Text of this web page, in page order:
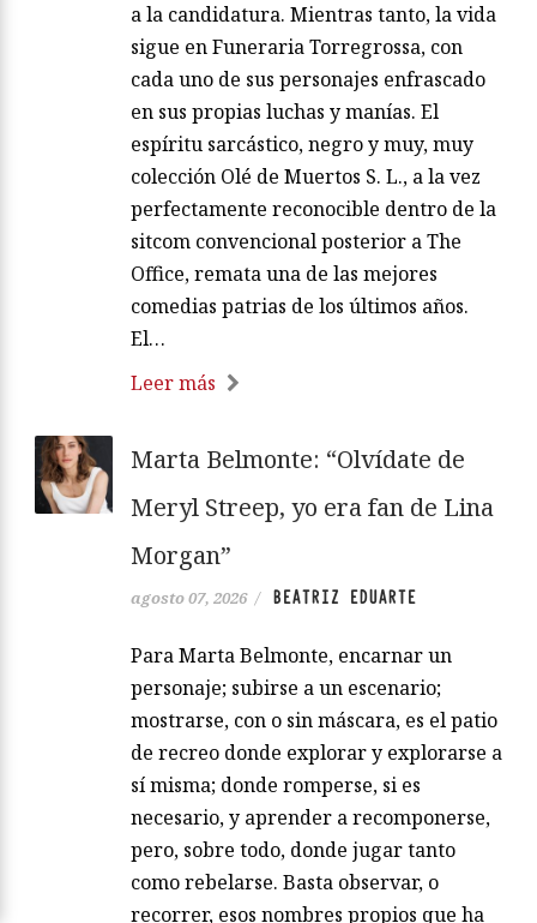
a la candidatura. Mientras tanto, la vida
sigue en Funeraria Torregrossa, con
cada uno de sus personajes enfrascado
en sus propias luchas y manías. El
espíritu sarcástico, negro y muy, muy
colección Olé de Muertos S. L., a la vez
perfectamente reconocible dentro de la
sitcom convencional posterior a The
Office, remata una de las mejores
comedias patrias de los últimos años.
El…
Leer más
Marta Belmonte: “Olvídate de
Meryl Streep, yo era fan de Lina
Morgan”
agosto 07, 2026 / BEATRIZ EDUARTE
Para Marta Belmonte, encarnar un
personaje; subirse a un escenario;
mostrarse, con o sin máscara, es el patio
de recreo donde explorar y explorarse a
sí misma; donde romperse, si es
necesario, y aprender a recomponerse,
pero, sobre todo, donde jugar tanto
como rebelarse. Basta observar, o
recorrer, esos nombres propios que ha